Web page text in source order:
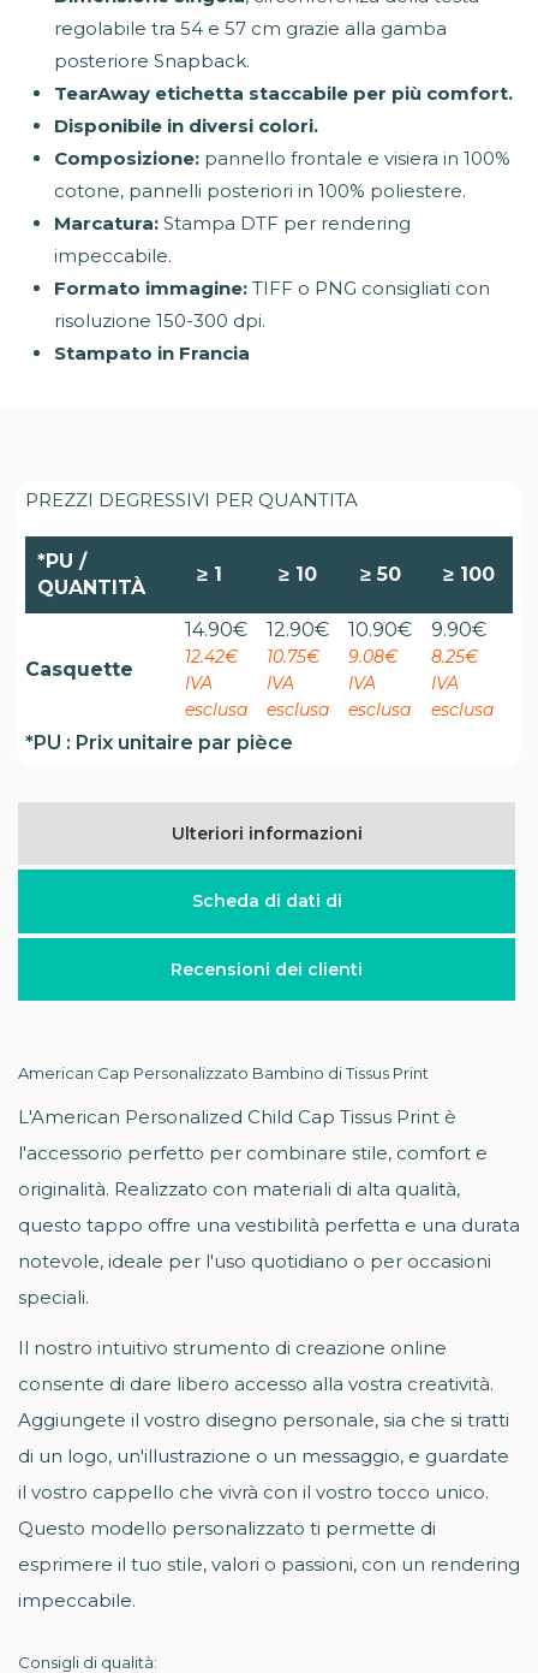
regolabile tra 54 e 57 cm grazie alla gamba
posteriore Snapback.
TearAway etichetta staccabile per più comfort.
Disponibile in diversi colori.
Composizione: pannello frontale e visiera in 100%
cotone, pannelli posteriori in 100% poliestere.
Marcatura: Stampa DTF per rendering
impeccabile.
Formato immagine: TIFF o PNG consigliati con
risoluzione 150-300 dpi.
Stampato in Francia
PREZZI DEGRESSIVI PER QUANTITA
*PU /
QUANTITÀ
≥ 1 ≥ 10 ≥50 ≥ 100
Casquette
14.90€
12.42€
IVA
esclusa
12.90€
10.75€
IVA
esclusa
10.90€
9.08€
IVA
esclusa
9.90€
8.25€
IVA
esclusa
*PU : Prix unitaire par pièce
Ulteriori informazioni
Scheda di dati di
Recensioni dei clienti
American Cap Personalizzato Bambino di Tissus Print
L'American Personalized Child Cap Tissus Print è
l'accessorio perfetto per combinare stile, comfort e
originalità. Realizzato con materiali di alta qualità,
questo tappo offre una vestibilità perfetta e una durata
notevole, ideale per l'uso quotidiano o per occasioni
speciali.
Il nostro intuitivo strumento di creazione online
consente di dare libero accesso alla vostra creatività.
Aggiungete il vostro disegno personale, sia che si tratti
di un logo, un'illustrazione o un messaggio, e guardate
il vostro cappello che vivrà con il vostro tocco unico.
Questo modello personalizzato ti permette di
esprimere il tuo stile, valori o passioni, con un rendering
impeccabile.
Consigli di qualità: